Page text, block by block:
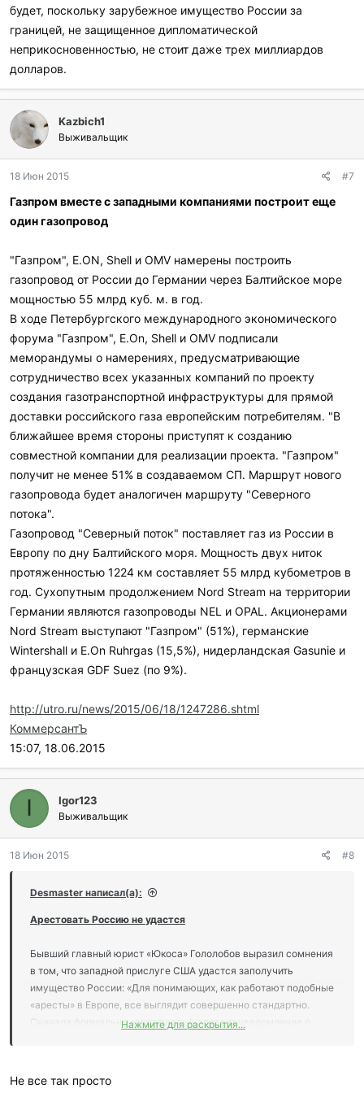
будет, поскольку зарубежное имущество России за
границей, не защищенное дипломатической
неприкосновенностью, не стоит даже трех миллиардов
долларов.
Kazbich1
Выживальщик
18 Июн 2015 #7
Газпром вместе с западными компаниями построит еще
один газопровод
"Газпром", E.ON, Shell и OMV намерены построить
газопровод от России до Германии через Балтийское море
мощностью 55 млрд куб. м. в год.
В ходе Петербургского международного экономического
форума "Газпром", E.On, Shell и OMV подписали
меморандумы о намерениях, предусматривающие
сотрудничество всех указанных компаний по проекту
создания газотранспортной инфраструктуры для прямой
доставки российского газа европейским потребителям. "В
ближайшее время стороны приступят к созданию
совместной компании для реализации проекта. "Газпром"
получит не менее 51% в создаваемом СП. Маршрут нового
газопровода будет аналогичен маршруту "Северного
потока".
Газопровод "Северный поток" поставляет газ из России в
Европу по дну Балтийского моря. Мощность двух ниток
протяженностью 1224 км составляет 55 млрд кубометров в
год. Сухопутным продолжением Nord Stream на территории
Германии являются газопроводы NEL и OPAL. Акционерами
Nord Stream выступают "Газпром" (51%), германские
Wintershall и E.On Ruhrgas (15,5%), нидерландская Gasunie и
французская GDF Suez (по 9%).
http://utro.ru/news/2015/06/18/1247286.shtml
КоммерсантЪ
15:07, 18.06.2015
I Igor123
Выживальщик
18 Июн 2015 #8
Desmaster написал(а):
Арестовать Россию не удастся
Бывший главный юрист «Юкоса» Гололобов выразил сомнения
в том, что западной прислуге США удастся заполучить
имущество России: «Для понимающих, как работают подобные
«аресты» в Европе, все выглядит совершенно стандартно.
Сначала формально «арестуют» (направят уведомление о
должник оно). Дальше события будут развиваться следующим
Нажмите для раскрытия...
Не все так просто